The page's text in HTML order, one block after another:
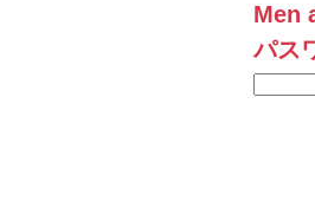
Men
パス